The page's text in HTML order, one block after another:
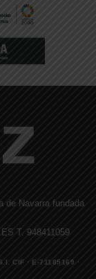
de Navarra fundada
T. 948411059
CIF · E-71185169 ·